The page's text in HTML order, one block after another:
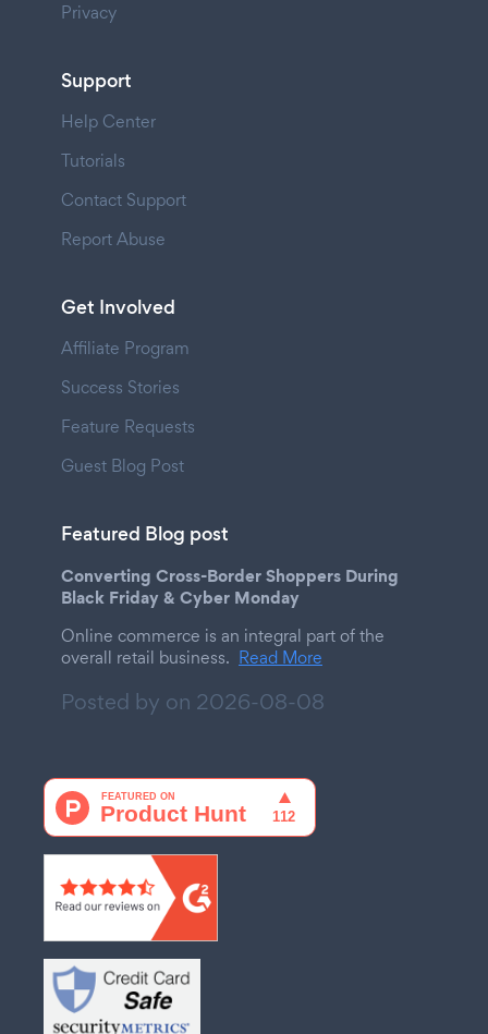
Privacy
Support
Help Center
Tutorials
Contact Support
Report Abuse
Get Involved
Affiliate Program
Success Stories
Feature Requests
Guest Blog Post
Featured Blog post
Converting Cross-Border Shoppers During
Black Friday & Cyber Monday
Online commerce is an integral part of the
overall retail business. Read More
Posted by on 2026-08-08